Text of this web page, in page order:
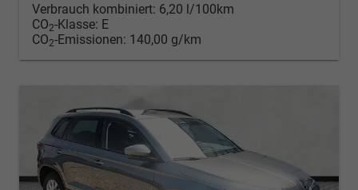
Verbrauch kombiniert: 6,20 l/100km
CO2-Klasse: E
CO2-Emissionen: 140,00 g/km